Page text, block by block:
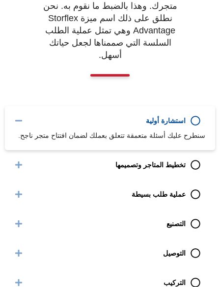
متجرك. وهذا بالضبط ما نقوم به. نحن
نطلق على ذلك اسم ميزة Storflex
Advantage وهي تمثل عملية الطلب
السلسة التي صممناها لجعل حياتك
أسهل.
استشارة أولية
سنطرح عليك أسئلة متعمقة تتعلق بعملك لضمان افتتاح متجر ناجح.
تخطيط المتاجر وتصميمها
عملية طلب بسيطة
التصنيع
التوصيل
التركيب